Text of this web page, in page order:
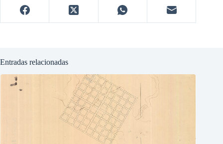
Entradas relacionadas